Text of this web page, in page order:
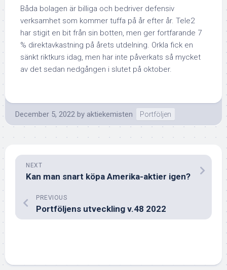
Båda bolagen är billiga och bedriver defensiv
verksamhet som kommer tuffa på år efter år. Tele2
har stigit en bit från sin botten, men ger fortfarande 7
% direktavkastning på årets utdelning. Orkla fick en
sänkt riktkurs idag, men har inte påverkats så mycket
av det sedan nedgången i slutet på oktober.
December 5, 2022 by aktiekemisten Portföljen
NEXT
Kan man snart köpa Amerika-aktier igen?
PREVIOUS
Portföljens utveckling v.48 2022